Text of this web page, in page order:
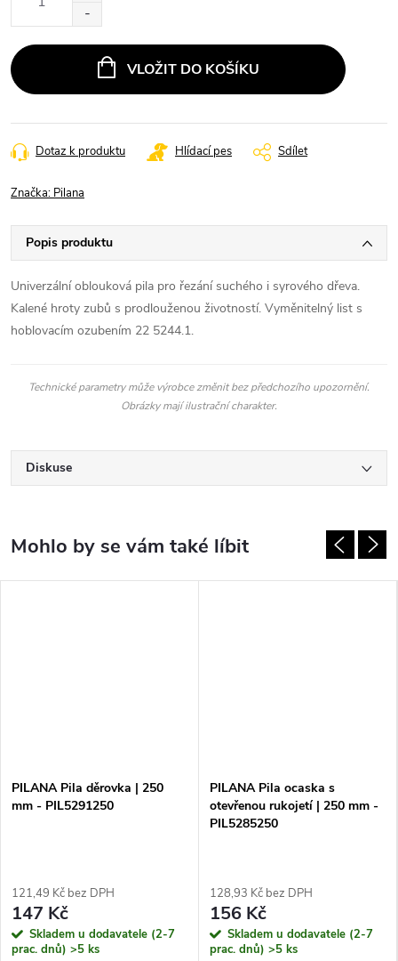
VLOŽIT DO KOŠÍKU
Dotaz k produktu Hlídací pes Sdílet
Značka: Pilana
Popis produktu
Univerzální oblouková pila pro řezání suchého i syrového dřeva.
Kalené hroty zubů s prodlouženou životností. Vyměnitelný list s
hoblovacím ozubením 22 5244.1.
Technické parametry může výrobce změnit bez předchozího upozornění.
Obrázky mají ilustrační charakter.
Diskuse
PILANA Pila děrovka | 250
mm - PIL5291250
121,49 Kč bez DPH
147 Kč
Skladem u dodavatele (2-7
prac. dnů) >5 ks
PILANA Pila ocaska s
otevřenou rukojetí | 250 mm -
PIL5285250
128,93 Kč bez DPH
156 Kč
Skladem u dodavatele (2-7
prac. dnů) >5 ks